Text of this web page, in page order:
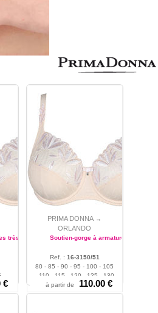
qui accrochent la lumière.
Vous succomberez aux deux
Broderie florale.
Découvrez tous les
modèles de dessous
féminins de la
collection Orlando de la
grande
Donna, spécialiste des
bonnets profonds :
bonnet J,soutien-gorge
armatures,soutien-gorge à
armature bord sup confort,
très grande
€
PRIMA DONNA →
ORLANDO
Soutien-gorge à armatures
Ref. : 16-3150/51
80 - 85 - 90 - 95 - 100 - 105
- 110 - 115 - 120 - 125 - 130
à partir de
110.00 €